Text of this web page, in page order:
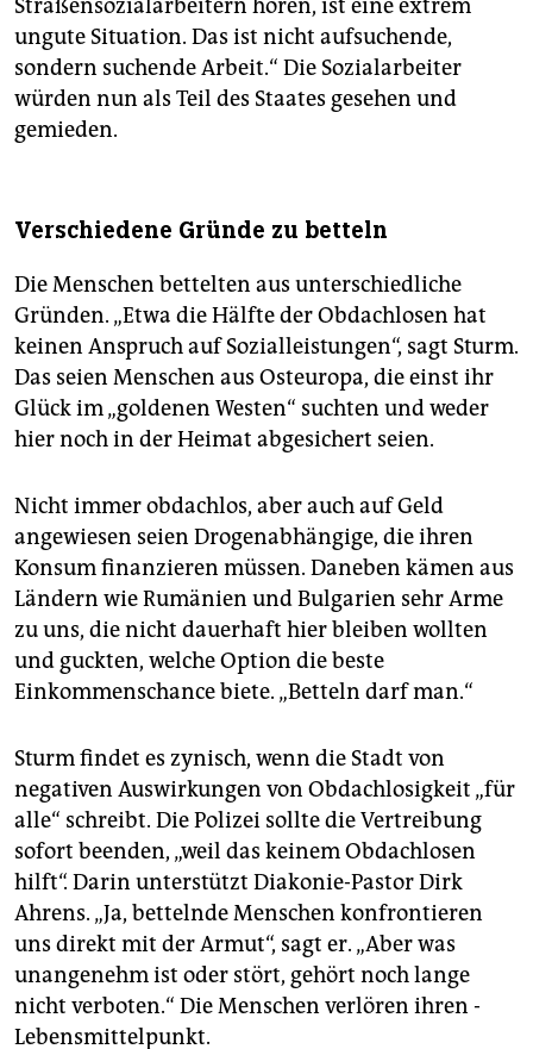
Straßensozialarbeitern hören, ist eine extrem
ungute Situation. Das ist nicht aufsuchende,
sondern suchende Arbeit.“ Die Sozialarbeiter
würden nun als Teil des Staates gesehen und
gemieden.
Verschiedene Gründe zu betteln
Die Menschen bettelten aus unterschiedliche
Gründen. „Etwa die Hälfte der Obdachlosen hat
keinen Anspruch auf Sozialleistungen“, sagt Sturm.
Das seien Menschen aus Osteuropa, die einst ihr
Glück im „goldenen Westen“ suchten und weder
hier noch in der Heimat abgesichert seien.
Nicht immer obdachlos, aber auch auf Geld
angewiesen seien Drogenabhängige, die ihren
Konsum finanzieren müssen. Daneben kämen aus
Ländern wie Rumänien und Bulgarien sehr Arme
zu uns, die nicht dauerhaft hier bleiben wollten
und guckten, welche Option die beste
Einkommenschance biete. „Betteln darf man.“
Sturm findet es zynisch, wenn die Stadt von
negativen Auswirkungen von Obdachlosigkeit „für
alle“ schreibt. Die Polizei sollte die Vertreibung
sofort beenden, „weil das keinem Obdachlosen
hilft“. Darin unterstützt Diakonie-Pastor Dirk
Ahrens. „Ja, bettelnde Menschen konfrontieren
uns direkt mit der Armut“, sagt er. „Aber was
unangenehm ist oder stört, gehört noch lange
nicht verboten.“ Die Menschen verlören ihren ­
Lebensmittelpunkt.